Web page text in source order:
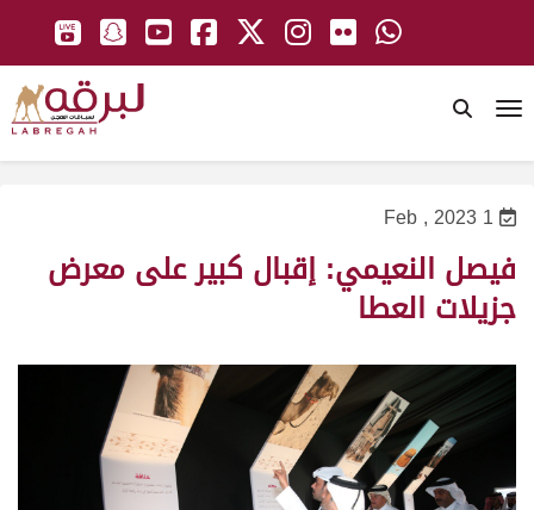
1 Feb , 2023
فيصل النعيمي: إقبال كبير على معرض
جزيلات العطا